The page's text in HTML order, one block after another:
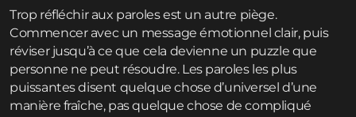
Trop réfléchir aux paroles est un autre piège.
Commencer avec un message émotionnel clair, puis
réviser jusqu’à ce que cela devienne un puzzle que
personne ne peut résoudre. Les paroles les plus
puissantes disent quelque chose d’universel d’une
manière fraîche, pas quelque chose de compliqué